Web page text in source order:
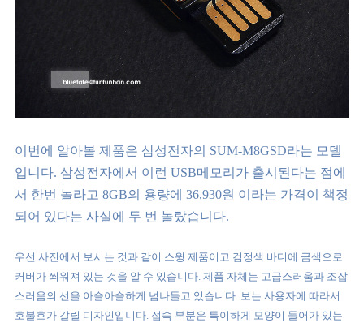
이번에 알아볼 제품은 삼성전자의 SUM-M8GSD라는 모델
입니다. 삼성전자에서 이런 USB메모리가 출시된다는 점에
서 한번 놀라고 8GB의 용량에 36,930원 이라는 가격이 책정
되어 있다는 사실에 두 번 놀랐습니다.
우선 사진에서 보시는 것과 같이 스윙 제품이고 검정색 바디에 금색으로
커버가 씌워져 있는 것을 알 수 있습니다. 제품 자체는 고급스러움과 조잡
스러움의 선을 아슬아슬하게 넘나들고 있습니다. 보는 사용자에 따라서
호불호가 갈릴 디자인입니다. 접속 부분은 특이하게 모양이 들어가 있는